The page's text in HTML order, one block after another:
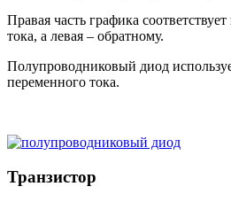
Правая часть графика
тока, а левая – обратному.
Полупроводниковый диод
переменного тока.
Транзистор